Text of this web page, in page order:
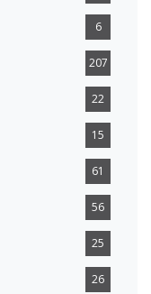
6
207
22
15
61
56
25
26